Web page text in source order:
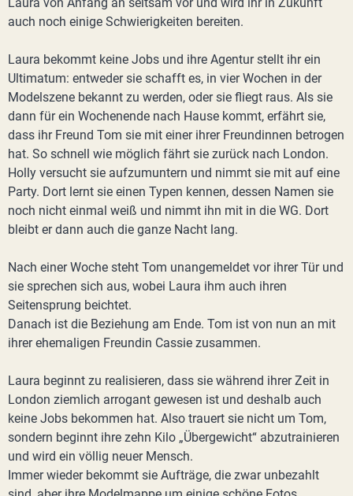
auch noch einige Schwierigkeiten bereiten.
Laura bekommt keine Jobs und ihre Agentur stellt ihr ein
Ultimatum: entweder sie schafft es, in vier Wochen in der
Modelszene bekannt zu werden, oder sie fliegt raus. Als sie
dann für ein Wochenende nach Hause kommt, erfährt sie,
dass ihr Freund Tom sie mit einer ihrer Freundinnen betrogen
hat. So schnell wie möglich fährt sie zurück nach London.
Holly versucht sie aufzumuntern und nimmt sie mit auf eine
Party. Dort lernt sie einen Typen kennen, dessen Namen sie
noch nicht einmal weiß und nimmt ihn mit in die WG. Dort
bleibt er dann auch die ganze Nacht lang.
Nach einer Woche steht Tom unangemeldet vor ihrer Tür und
sie sprechen sich aus, wobei Laura ihm auch ihren
Seitensprung beichtet.
Danach ist die Beziehung am Ende. Tom ist von nun an mit
ihrer ehemaligen Freundin Cassie zusammen.
Laura beginnt zu realisieren, dass sie während ihrer Zeit in
London ziemlich arrogant gewesen ist und deshalb auch
keine Jobs bekommen hat. Also trauert sie nicht um Tom,
sondern beginnt ihre zehn Kilo „Übergewicht“ abzutrainieren
und wird ein völlig neuer Mensch.
Immer wieder bekommt sie Aufträge, die zwar unbezahlt